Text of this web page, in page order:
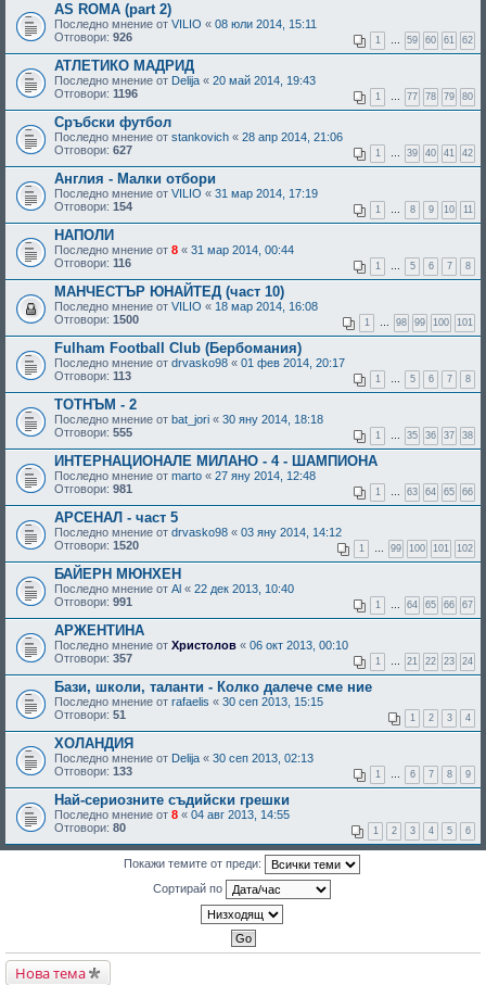
AS ROMA (part 2)
Последно мнение от VILIO « 08 юли 2014, 15:11
Отговори: 926 1 … 59 60 61 62
АТЛЕТИКО МАДРИД
Последно мнение от Delija « 20 май 2014, 19:43
Отговори: 1196 1 … 77 78 79 80
Сръбски футбол
Последно мнение от stankovich « 28 апр 2014, 21:06
Отговори: 627 1 … 39 40 41 42
Англия - Малки отбори
Последно мнение от VILIO « 31 мар 2014, 17:19
Отговори: 154 1 … 8 9 10 11
НАПОЛИ
Последно мнение от 8 « 31 мар 2014, 00:44
Отговори: 116 1 … 5 6 7 8
МАНЧЕСТЪР ЮНАЙТЕД (част 10)
Последно мнение от VILIO « 18 мар 2014, 16:08
Отговори: 1500 1 … 98 99 100 101
Fulham Football Club (Бербомания)
Последно мнение от drvasko98 « 01 фев 2014, 20:17
Отговори: 113 1 … 5 6 7 8
ТОТНЪМ - 2
Последно мнение от bat_jori « 30 яну 2014, 18:18
Отговори: 555 1 … 35 36 37 38
ИНТЕРНАЦИОНАЛЕ МИЛАНО - 4 - ШАМПИОНА
Последно мнение от marto « 27 яну 2014, 12:48
Отговори: 981 1 … 63 64 65 66
АРСЕНАЛ - част 5
Последно мнение от drvasko98 « 03 яну 2014, 14:12
Отговори: 1520 1 … 99 100 101 102
БАЙЕРН МЮНХЕН
Последно мнение от Al « 22 дек 2013, 10:40
Отговори: 991 1 … 64 65 66 67
АРЖЕНТИНА
Последно мнение от Христолов « 06 окт 2013, 00:10
Отговори: 357 1 … 21 22 23 24
Бази, школи, таланти - Колко далече сме ние
Последно мнение от rafaelis « 30 сеп 2013, 15:15
Отговори: 51 1 2 3 4
ХОЛАНДИЯ
Последно мнение от Delija « 30 сеп 2013, 02:13
Отговори: 133 1 … 6 7 8 9
Най-сериозните съдийски грешки
Последно мнение от 8 « 04 авг 2013, 14:55
Отговори: 80 1 2 3 4 5 6
Покажи темите от преди:
Сортирай по
Нова тема